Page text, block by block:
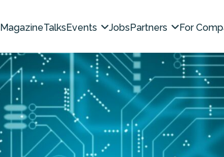
MagazineTalksEvents JobsPartners For